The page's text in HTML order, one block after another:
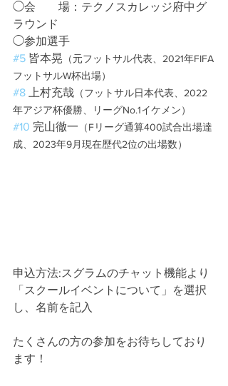
◯会　　場：テクノスカレッジ府中グ
ラウンド
◯参加選手
#5 皆本晃 （元フットサル代表、2021年FIFA
フットサルW杯出場）
#8 上村充哉 （フットサル日本代表、2022
年アジア杯優勝、リーグNo.1イケメン）
#10 完山徹一 （Fリーグ通算400試合出場達
成、2023年9月現在歴代2位の出場数）
申込方法:スグラムのチャット機能より
「スクールイベントについて」を選択
し、名前を記入
たくさんの方の参加をお待ちしており
ます！